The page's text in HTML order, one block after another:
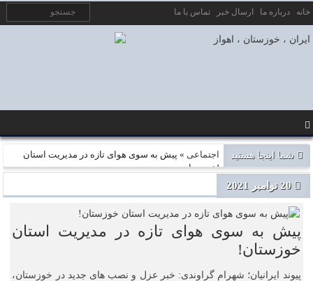
خانه درباره ما ارسال خبر تماس با ما
اجتماعی » پیش به سوی هوای تازه در مدیریت استان
خوزستان!
20 نوامبر 2021
پیش به سوی هوای تازه در مدیریت استان
خوزستان!
پیوند ایرانیان؛ شهرام گراوندی: خبر عزل و نصب های جدید در خوزستان،